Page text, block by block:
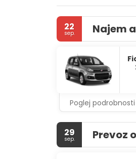
22
sep. Najem
Poglej podrobnosti
29
sep. Prevoz